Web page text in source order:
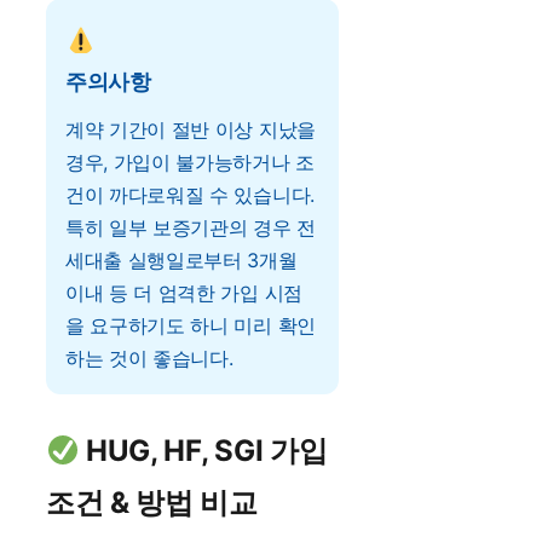
주의사항
계약 기간이 절반 이상 지났을
경우, 가입이 불가능하거나 조
건이 까다로워질 수 있습니다.
특히 일부 보증기관의 경우 전
세대출 실행일로부터 3개월
이내 등 더 엄격한 가입 시점
을 요구하기도 하니 미리 확인
하는 것이 좋습니다.
HUG, HF, SGI 가입
조건 & 방법 비교